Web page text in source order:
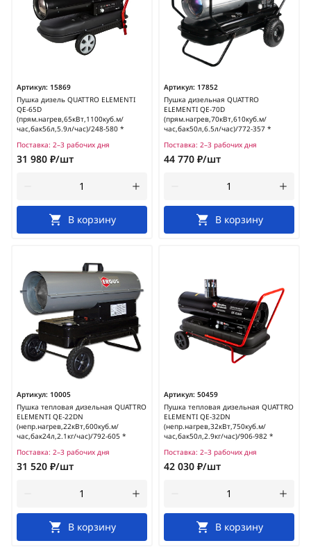
Артикул: 15869
Пушка дизель QUATTRO ELEMENTI
QE-65D
(прям.нагрев,65кВт,1100куб.м/
час,бак56л,5.9л/час)/248-580 *
Поставка: 2–3 рабочих дня
31 980 ₽/шт
В корзину
Артикул: 17852
Пушка дизельная QUATTRO
ELEMENTI QE-70D
(прям.нагрев,70кВт,610куб.м/
час,бак50л,6.5л/час)/772-357 *
Поставка: 2–3 рабочих дня
44 770 ₽/шт
В корзину
Артикул: 10005
Пушка тепловая дизельная QUATTRO
ELEMENTI QE-22DN
(непр.нагрев,22кВт,600куб.м/
час,бак24л,2.1кг/час)/792-605 *
Поставка: 2–3 рабочих дня
31 520 ₽/шт
В корзину
Артикул: 50459
Пушка тепловая дизельная QUATTRO
ELEMENTI QE-32DN
(непр.нагрев,32кВт,750куб.м/
час,бак50л,2.9кг/час)/906-982 *
Поставка: 2–3 рабочих дня
42 030 ₽/шт
В корзину